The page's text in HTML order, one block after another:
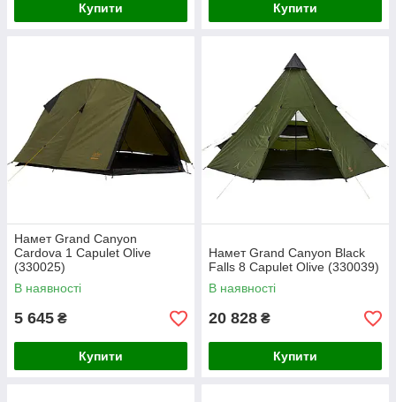
Купити Купити
Намет Grand Canyon
Cardova 1 Capulet Olive
(330025)
В наявності
5 645 ₴
Купити
Намет Grand Canyon Black
Falls 8 Capulet Olive (330039)
В наявності
20 828 ₴
Купити